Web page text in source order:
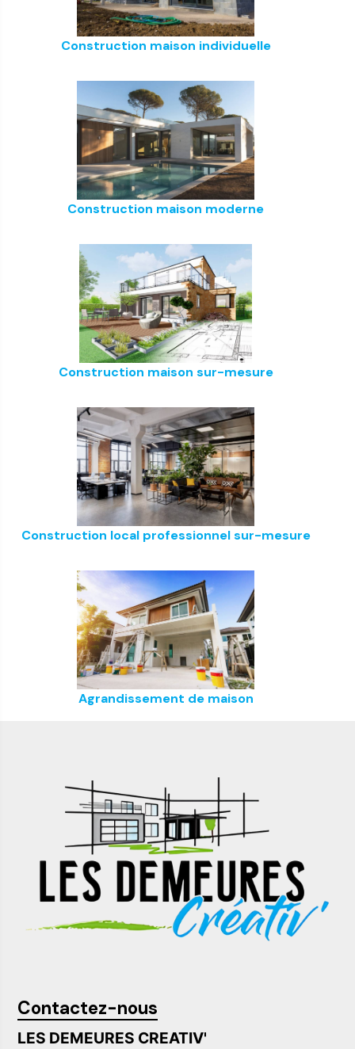
Construction maison individuelle
Construction maison moderne
Construction maison sur-mesure
Construction local professionnel sur-mesure
Agrandissement de maison
Contactez-nous
LES DEMEURES CREATIV'